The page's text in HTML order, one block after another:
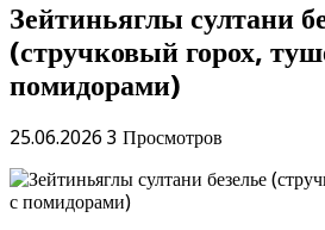
Зейтиньяглы султани
(стручковый горох,
помидорами)
25.06.2026 3 Просмотров